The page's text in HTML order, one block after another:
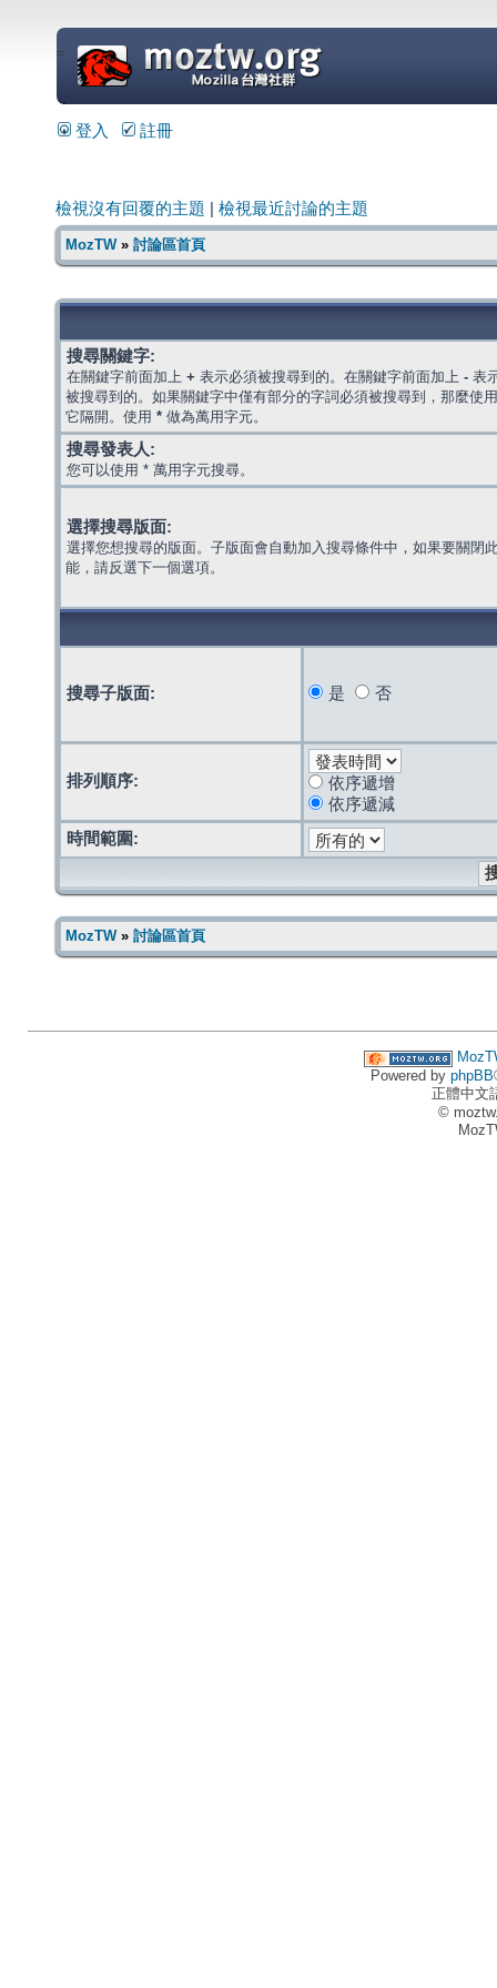
=
登入 註冊
檢視沒有回覆的主題 檢視最近討論的主題
MozTW» 討論區首頁
搜尋關鍵字:
在關鍵字前面加上 + 表示必須被搜尋到的。在關鍵字前面加上 - 表
被搜尋到的。如果關鍵字中僅有部分的字詞必須被搜尋到，那麼使
它隔開。使用 * 做為萬用字元。
搜尋發表人:
您可以使用 * 萬用字元搜尋。
選擇搜尋版面:
選擇您想搜尋的版面。子版面會自動加入搜尋條件中，如果要關閉
能，請反選下一個選項。
搜尋子版面: 是 否
排列順序:
依序遞增
依序遞減
時間範圍:
MozTW» 討論區首頁
Powered by phpBB
正體中文
©